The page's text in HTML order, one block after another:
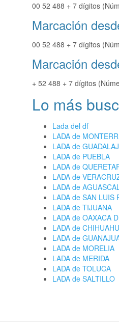
00 52 488 + 7 dígitos
Marcación
00 52 488 + 7 dígitos
Marcación
+ 52 488 + 7 dígitos
Lo más
Lada del df
LADA de
LADA de
LADA de PUEBLA
LADA de
LADA de
LADA de
LADA de SAN LUIS
LADA de TIJUANA
LADA de OAXACA
LADA de
LADA de
LADA de MORELIA
LADA de MERIDA
LADA de TOLUCA
LADA de SALTILLO